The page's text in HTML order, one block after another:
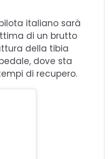
italiano sarà
di un brutto
della tibia
dove sta
di recupero.